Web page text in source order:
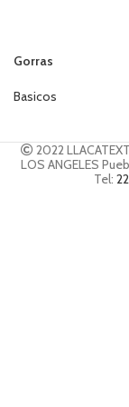
Gorras
Basicos
2022
LOS ANGELES
Tel: